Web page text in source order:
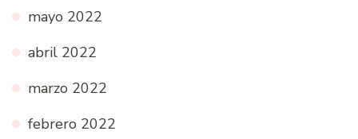
mayo 2022
abril 2022
marzo 2022
febrero 2022